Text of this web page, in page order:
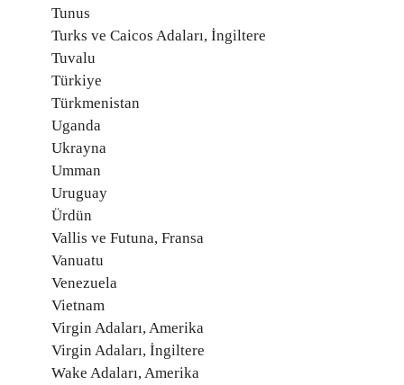
Tunus
Turks ve Caicos Adaları, İngiltere
Tuvalu
Türkiye
Türkmenistan
Uganda
Ukrayna
Umman
Uruguay
Ürdün
Vallis ve Futuna, Fransa
Vanuatu
Venezuela
Vietnam
Virgin Adaları, Amerika
Virgin Adaları, İngiltere
Wake Adaları, Amerika